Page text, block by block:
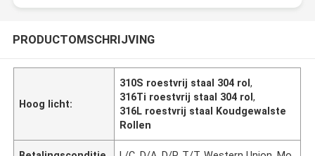
PRODUCTOMSCHRIJVING
Hoog licht:
310S roestvrij staal 304 rol,
316Ti roestvrij staal 304 rol,
316L roestvrij staal Koudgewalste
Rollen